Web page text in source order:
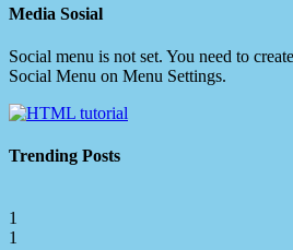
Media Sosial
Social menu is not set. You need to
Social Menu on Menu Settings.
Trending Posts
1
1